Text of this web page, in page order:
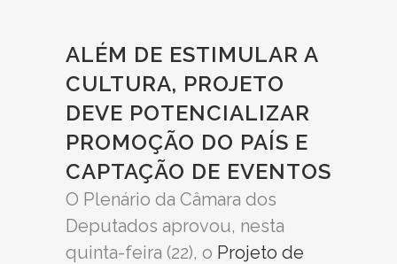
ALÉM DE ESTIMULAR A
CULTURA, PROJETO
DEVE POTENCIALIZAR
PROMOÇÃO DO PAÍS E
CAPTAÇÃO DE EVENTOS
O Plenário da Câmara dos
Deputados aprovou, nesta
quinta-feira (22), o Projeto de